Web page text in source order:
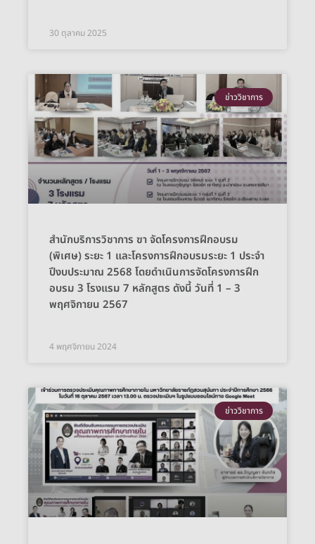
30 ตุลาคม 2025
ข่าววิชาการ
สำนักบริการวิชาการ ฃา จัดโครงการฝึกอบรม
(พิเศษ) ระยะ 1 และโครงการฝึกอบรมระยะ 1 ประจำ
ปีงบประมาณ 2568 โดยดำเนินการจัดโครงการฝึก
อบรม 3 โรงแรม 7 หลักสูตร ดังนี้ วันที่ 1 – 3
พฤศจิกายน 2567
4 พฤศจิกายน 2024
ข่าววิชาการ